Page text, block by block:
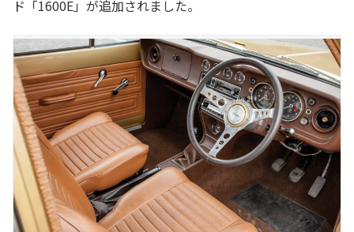
ド「1600E」が追加されました。